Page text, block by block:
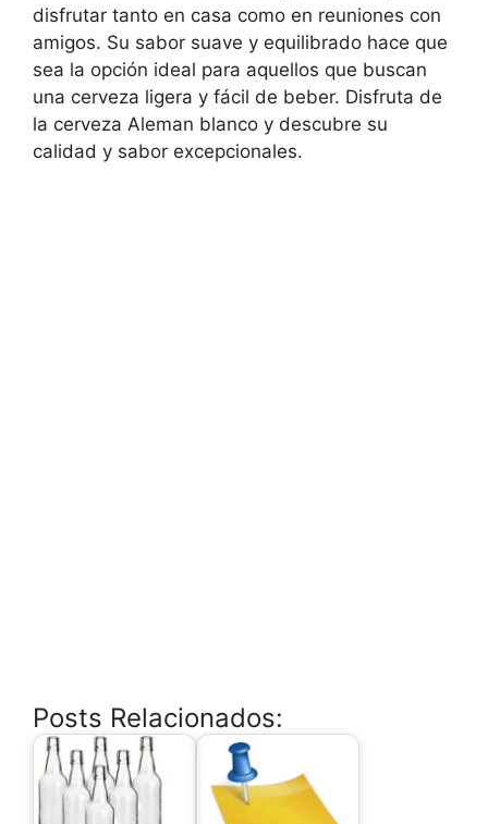
disfrutar tanto en casa como en reuniones con
amigos. Su sabor suave y equilibrado hace que
sea la opción ideal para aquellos que buscan
una cerveza ligera y fácil de beber. Disfruta de
la cerveza Aleman blanco y descubre su
calidad y sabor excepcionales.
Posts Relacionados: